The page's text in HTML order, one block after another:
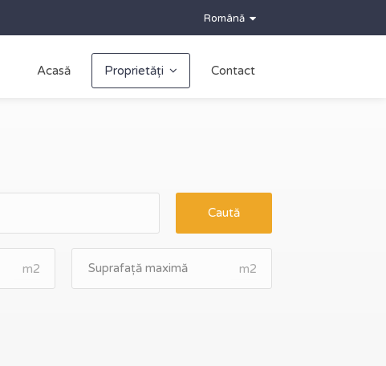
Română
Acasă Proprietăți Contact
Caută
m2 m2